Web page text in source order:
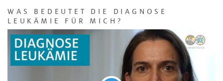
WAS BEDEUTET DIE DIAGNOSE
LEUKÄMIE FÜR MICH?